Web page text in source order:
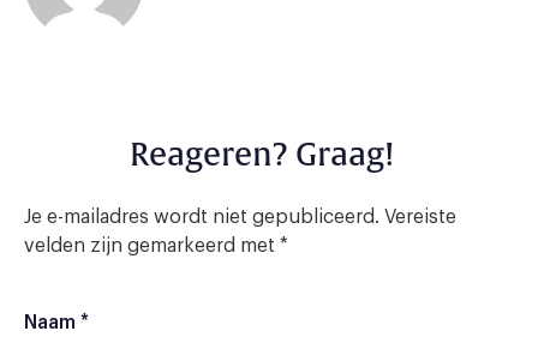
Reageren? Graag!
Je e-mailadres wordt niet gepubliceerd. Vereiste
velden zijn gemarkeerd met *
Naam *